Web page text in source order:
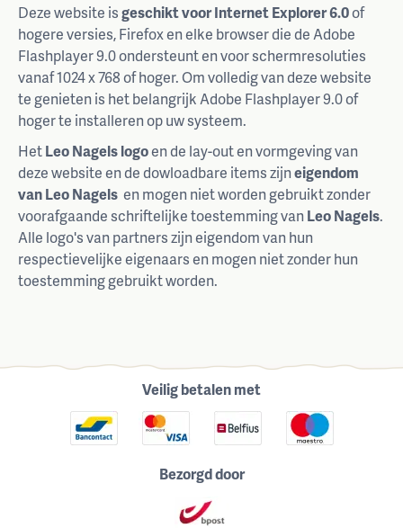
Deze website isgeschikt voor Internet Explorer 6.0of
hogere versies, Firefox en elke browser die de Adobe
Flashplayer 9.0 ondersteunt en voor schermresoluties
vanaf 1024 x 768 of hoger. Om volledig van deze website
te genieten is het belangrijk Adobe Flashplayer 9.0 of
hoger te installeren op uw systeem.
HetLeo Nagels logoen de lay-out en vormgeving van
deze website en de dowloadbare items zijneigendom
van Leo Nagels en mogen niet worden gebruikt zonder
voorafgaande schriftelijke toestemming vanLeo Nagels.
Alle logo's van partners zijn eigendom van hun
respectievelijke eigenaars en mogen niet zonder hun
toestemming gebruikt worden.
Veilig betalen met
Bezorgd door